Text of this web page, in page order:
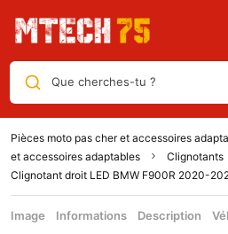
Que cherches-tu ?
Pièces moto pas cher et accessoires
et accessoires adaptables
Clignotants
Clignotant droit LED BMW F900R 2020-
Image Informations Description